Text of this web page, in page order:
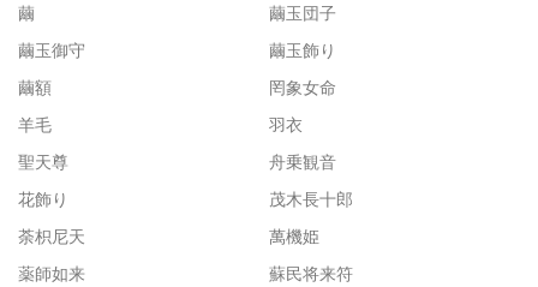
繭
繭玉団子
繭玉御守
繭玉飾り
繭額
罔象女命
羊毛
羽衣
聖天尊
舟乗観音
花飾り
茂木長十郎
荼枳尼天
萬機姫
薬師如来
蘇民将来符